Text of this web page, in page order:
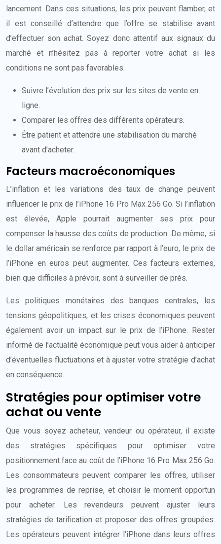
lancement. Dans ces situations, les prix peuvent flamber, et
il est conseillé d’attendre que l’offre se stabilise avant
d’effectuer son achat. Soyez donc attentif aux signaux du
marché et n’hésitez pas à reporter votre achat si les
conditions ne sont pas favorables.
Suivre l’évolution des prix sur les sites de vente en
ligne.
Comparer les offres des différents opérateurs.
Être patient et attendre une stabilisation du marché
avant d’acheter.
Facteurs macroéconomiques
L’inflation et les variations des taux de change peuvent
influencer le prix de l’iPhone 16 Pro Max 256 Go. Si l’inflation
est élevée, Apple pourrait augmenter ses prix pour
compenser la hausse des coûts de production. De même, si
le dollar américain se renforce par rapport à l’euro, le prix de
l’iPhone en euros peut augmenter. Ces facteurs externes,
bien que difficiles à prévoir, sont à surveiller de près.
Les politiques monétaires des banques centrales, les
tensions géopolitiques, et les crises économiques peuvent
également avoir un impact sur le prix de l’iPhone. Rester
informé de l’actualité économique peut vous aider à anticiper
d’éventuelles fluctuations et à ajuster votre stratégie d’achat
en conséquence.
Stratégies pour optimiser votre
achat ou vente
Que vous soyez acheteur, vendeur ou opérateur, il existe
des stratégies spécifiques pour optimiser votre
positionnement face au coût de l’iPhone 16 Pro Max 256 Go.
Les consommateurs peuvent comparer les offres, utiliser
les programmes de reprise, et choisir le moment opportun
pour acheter. Les revendeurs peuvent ajuster leurs
stratégies de tarification et proposer des offres groupées.
Les opérateurs peuvent intégrer l’iPhone dans leurs offres